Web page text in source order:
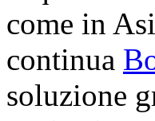
come in
continua
soluzione